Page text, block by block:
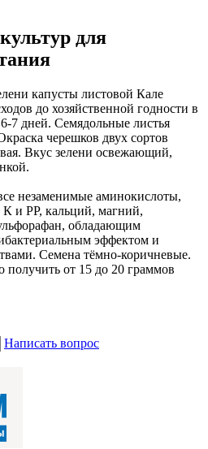
для
капусты листовой Кале
до хозяйственной годности в
7 дней. Семядольные листья
черешков двух сортов
Вкус зелени освежающий,
незаменимые аминокислоты,
и РР, кальций, магний,
обладающим
эффектом и
Семена тёмно-коричневые.
от 15 до 20 граммов
Написать вопрос